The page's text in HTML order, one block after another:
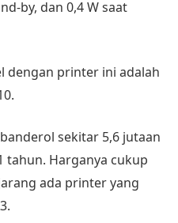
by, dan 0,4 W saat
dengan printer ini adalah
sekitar 5,6 jutaan
tahun. Harganya cukup
ada printer yang